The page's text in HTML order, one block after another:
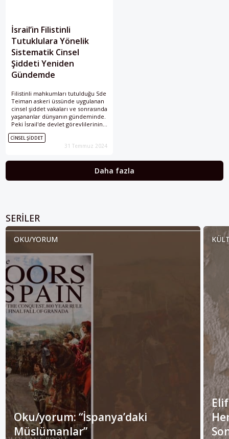
İsrail’in Filistinli
Tutuklulara Yönelik
Sistematik Cinsel
Şiddeti Yeniden
Gündemde
Filistinli mahkumları tutulduğu Sde
Teiman askeri üssünde uygulanan
cinsel şiddet vakaları ve sonrasında
yaşananlar dünyanın gündeminde.
Peki İsrail'de devlet görevlilerinin
Filistinlilere uyguladığı bu cinsel
şiddet ve istismar nasıl sistematik
CINSEL ŞIDDET
31 Temmuz 2024
Daha fazla
SERILER
OKU/YORUM
Oku/yorum: “İspanya’daki
Müslümanlar”